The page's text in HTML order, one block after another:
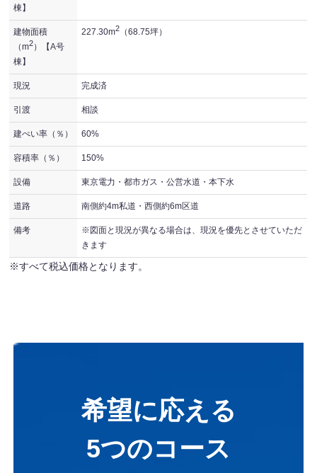
棟】
建物面積
（m2）【A号
棟】
227.30m2 （68.75坪）
現況 完成済
引渡 相談
建ぺい率（％） 60%
容積率（％） 150%
設備 東京電力・都市ガス・公営水道・本下水
道路 南側約4m私道・西側約6m区道
備考
※図面と現況が異なる場合は、現況を優先とさせていただ
きます
※すべて税込価格となります。
希望に応える
5つのコース